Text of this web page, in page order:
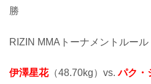
勝
RIZIN MMAトーナメントルール
伊澤星花（48.70kg）vs.パク・